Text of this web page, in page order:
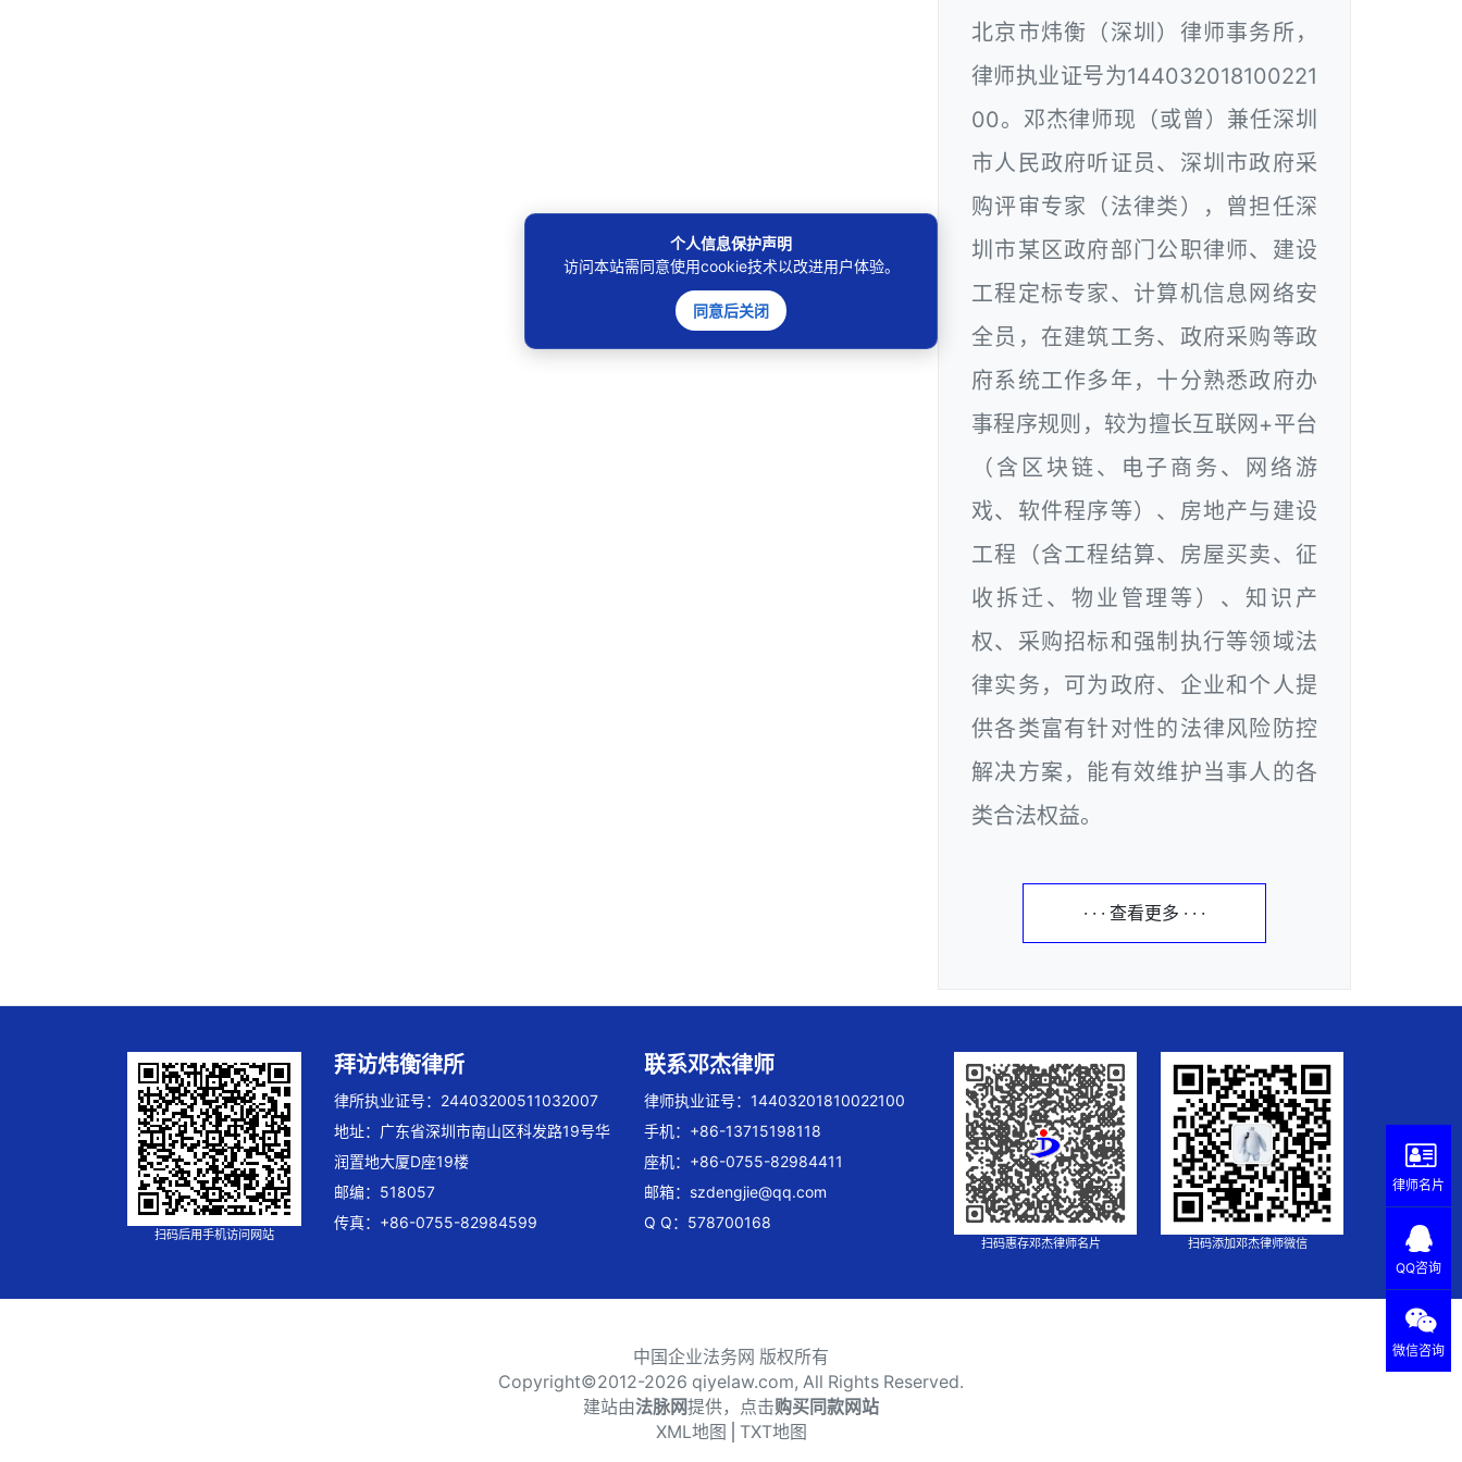
北京市炜衡（深圳）律师事务所，
律师执业证号为144032018100221
00。邓杰律师现（或曾）兼任深圳
市人民政府听证员、深圳市政府采
购评审专家（法律类），曾担任深
圳市某区政府部门公职律师、建设
工程定标专家、计算机信息网络安
全员，在建筑工务、政府采购等政
府系统工作多年，十分熟悉政府办
事程序规则，较为擅长互联网+平台
（含区块链、电子商务、网络游
戏、软件程序等）、房地产与建设
工程（含工程结算、房屋买卖、征
收拆迁、物业管理等）、知识产
权、采购招标和强制执行等领域法
律实务，可为政府、企业和个人提
供各类富有针对性的法律风险防控
解决方案，能有效维护当事人的各
类合法权益。
· · · 查看更多 · · ·
扫码后用手机访问网站
拜访炜衡律所
律所执业证号：24403200511032007
地址：广东省深圳市南山区科发路19号华
润置地大厦D座19楼
邮编：518057
传真：+86-0755-82984599
联系邓杰律师
律师执业证号：14403201810022100
手机：+86-13715198118
座机：+86-0755-82984411
邮箱： szdengjie@qq.com
Q Q：578700168
扫码惠存邓杰律师名片 扫码添加邓杰律师微信
中国企业法务网 版权所有
Copyright©2012-2026 qiyelaw.com, All Rights Reserved.
建站由法脉网提供，点击购买同款网站
个人信息保护声明
访问本站需同意使用cookie技术以改进用户体验。
同意后关闭
XML地图 TXT地图
律师名片
QQ咨询
微信咨询